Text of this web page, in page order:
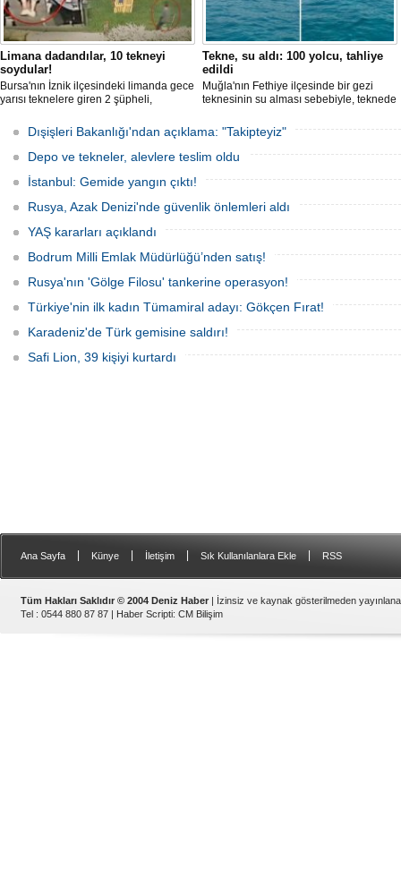
Limana dadandılar, 10 tekneyi
soydular!
Bursa'nın İznik ilçesindeki limanda gece
yarısı teknelere giren 2 şüpheli,
çaldı. Olay, güvenlik kameralarına
yansıdı, tekne sahiplerinin ihbarıyla
jandarma inceleme başlattı.
Tekne, su aldı: 100 yolcu, tahliye
edildi
Muğla'nın Fethiye ilçesinde bir gezi
teknesinin su alması sebebiyle, teknede
teknenin batmaması için bölgede
kurtarma çalışması başlatıldı.
Dışişleri Bakanlığı'ndan açıklama: "Takipteyiz"
Depo ve tekneler, alevlere teslim oldu
İstanbul: Gemide yangın çıktı!
Rusya, Azak Denizi'nde güvenlik önlemleri aldı
YAŞ kararları açıklandı
Bodrum Milli Emlak Müdürlüğü’nden satış!
Rusya'nın 'Gölge Filosu' tankerine operasyon!
Türkiye'nin ilk kadın Tümamiral adayı: Gökçen Fırat!
Karadeniz'de Türk gemisine saldırı!
Safi Lion, 39 kişiyi kurtardı
Ana Sayfa Künye İletişim Sık Kullanılanlara Ekle RSS
Tüm Hakları Saklıdır © 2004 Deniz Haber | İzinsiz ve kaynak gösterilmeden
Tel : 0544 880 87 87 | Haber Scripti: CM Bilişim